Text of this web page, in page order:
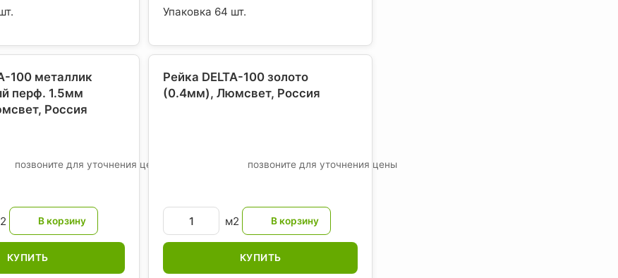
Упаковка 64 шт.
100 металлик
перф. 1.5мм
, Россия
позвоните для уточнения цены
КУПИТЬ
Рейка DELTA-100 золото
(0.4мм), Люмсвет, Россия
позвоните для уточнения цены
м2
КУПИТЬ